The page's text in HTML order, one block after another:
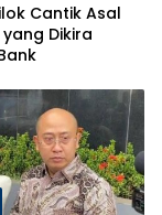
Cantik Asal
Dikira